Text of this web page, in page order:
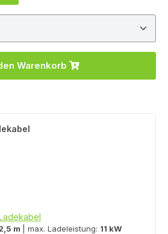
den gewünschten Wert ein
Warenkorb
m | max. Ladeleistung: 11 kW